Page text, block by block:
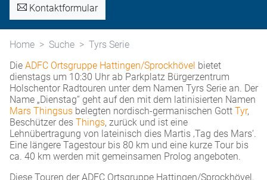
Kontaktformular
Home Suche
Tyrs Serie
Die ADFC Ortsgruppe Hattingen/Sprockhövel bietet
dienstags um 10:30 Uhr ab Parkplatz Bürgerzentrum
Holschentor Radtouren unter dem Namen Tyrs Serie an. Der
Name „Dienstag“ geht auf den mit dem latinisierten Namen
Mars Thingsus belegten nordisch-germanischen Gott Tyr,
Beschützer des Things, zurück und ist eine
Lehnübertragung von lateinisch dies Martis ‚Tag des Mars‘.
Eine längere Tagestour bis 80 km und eine kurze Tour bis
ca. 40 km werden mit gemeinsamen Prolog angeboten.
Diese Touren der ADFC Ortsgruppe Hattingen/Sprockhövel,